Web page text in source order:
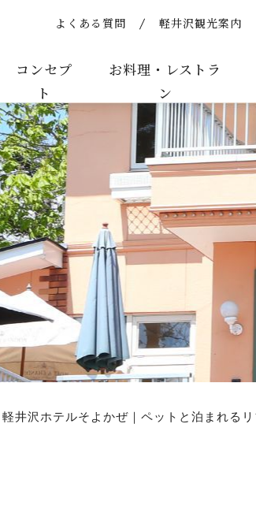
のお知らせ | 【公式】軽井沢ホテルそ
よくある質問 軽井沢観光案内
コンセプ
ト
お料理・レストラ
ン
軽井沢ホテルそよかぜ｜ペットと泊まれる